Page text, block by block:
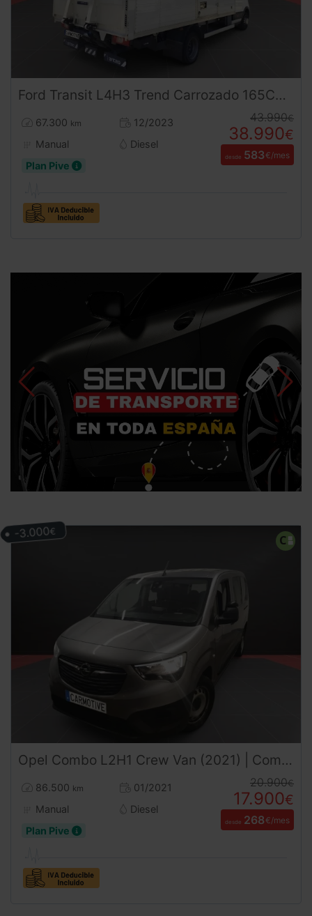
Ford Transit L4H3 Trend Carrozado 165CV (2023) | Doble Rueda | Trampilla Elevadora | Desde 585 € al mes
67.300 km
12/2023
Manual
Diesel
Plan Pive
43.990€
38.990€
desde 583€/mes
Opel Combo L2H1 Crew Van (2021) | Combi Pasajeros | Doble Puerta Lateral | Desde 268€/mes
86.500 km
01/2021
Manual
Diesel
Plan Pive
20.900€
17.900€
desde 268€/mes
-3.000€